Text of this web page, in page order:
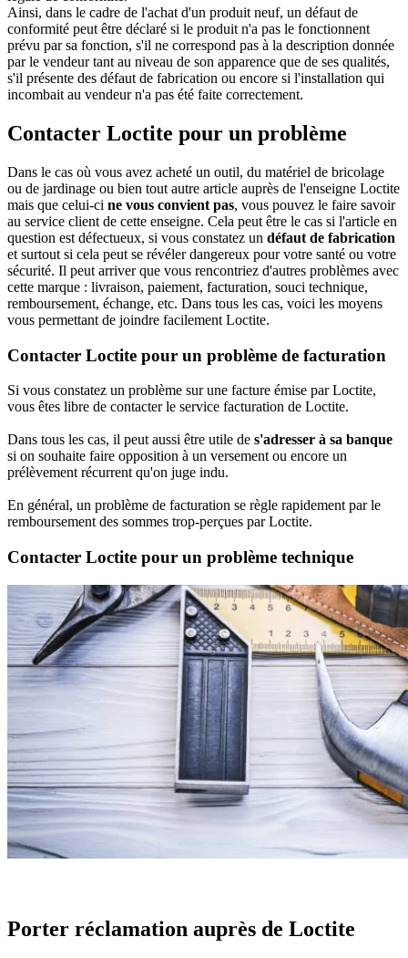
Ainsi, dans le cadre de l'achat d'un produit neuf, un défaut de
conformité peut être déclaré si le produit n'a pas le fonctionnent
prévu par sa fonction, s'il ne correspond pas à la description donnée
par le vendeur tant au niveau de son apparence que de ses qualités,
s'il présente des défaut de fabrication ou encore si l'installation qui
incombait au vendeur n'a pas été faite correctement.
Contacter Loctite pour un problème
Dans le cas où vous avez acheté un outil, du matériel de bricolage
ou de jardinage ou bien tout autre article auprès de l'enseigne Loctite
mais que celui-ci ne vous convient pas, vous pouvez le faire savoir
au service client de cette enseigne. Cela peut être le cas si l'article en
question est défectueux, si vous constatez un défaut de fabrication
et surtout si cela peut se révéler dangereux pour votre santé ou votre
sécurité. Il peut arriver que vous rencontriez d'autres problèmes avec
cette marque : livraison, paiement, facturation, souci technique,
remboursement, échange, etc. Dans tous les cas, voici les moyens
vous permettant de joindre facilement Loctite.
Contacter Loctite pour un problème de facturation
Si vous constatez un problème sur une facture émise par Loctite,
vous êtes libre de contacter le service facturation de Loctite.
Dans tous les cas, il peut aussi être utile de s'adresser à sa banque
si on souhaite faire opposition à un versement ou encore un
prélèvement récurrent qu'on juge indu.
En général, un problème de facturation se règle rapidement par le
remboursement des sommes trop-perçues par Loctite.
Contacter Loctite pour un problème technique
Porter réclamation auprès de Loctite